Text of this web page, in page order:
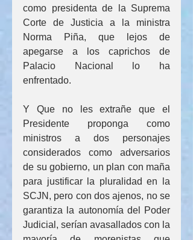
como presidenta de la Suprema
Corte de Justicia a la ministra
Norma Piña, que lejos de
apegarse a los caprichos de
Palacio Nacional lo ha
enfrentado.
Y Que no les extrañe que el
Presidente proponga como
ministros a dos personajes
considerados como adversarios
de su gobierno, un plan con maña
para justificar la pluralidad en la
SCJN, pero con dos ajenos, no se
garantiza la autonomía del Poder
Judicial, serían avasallados con la